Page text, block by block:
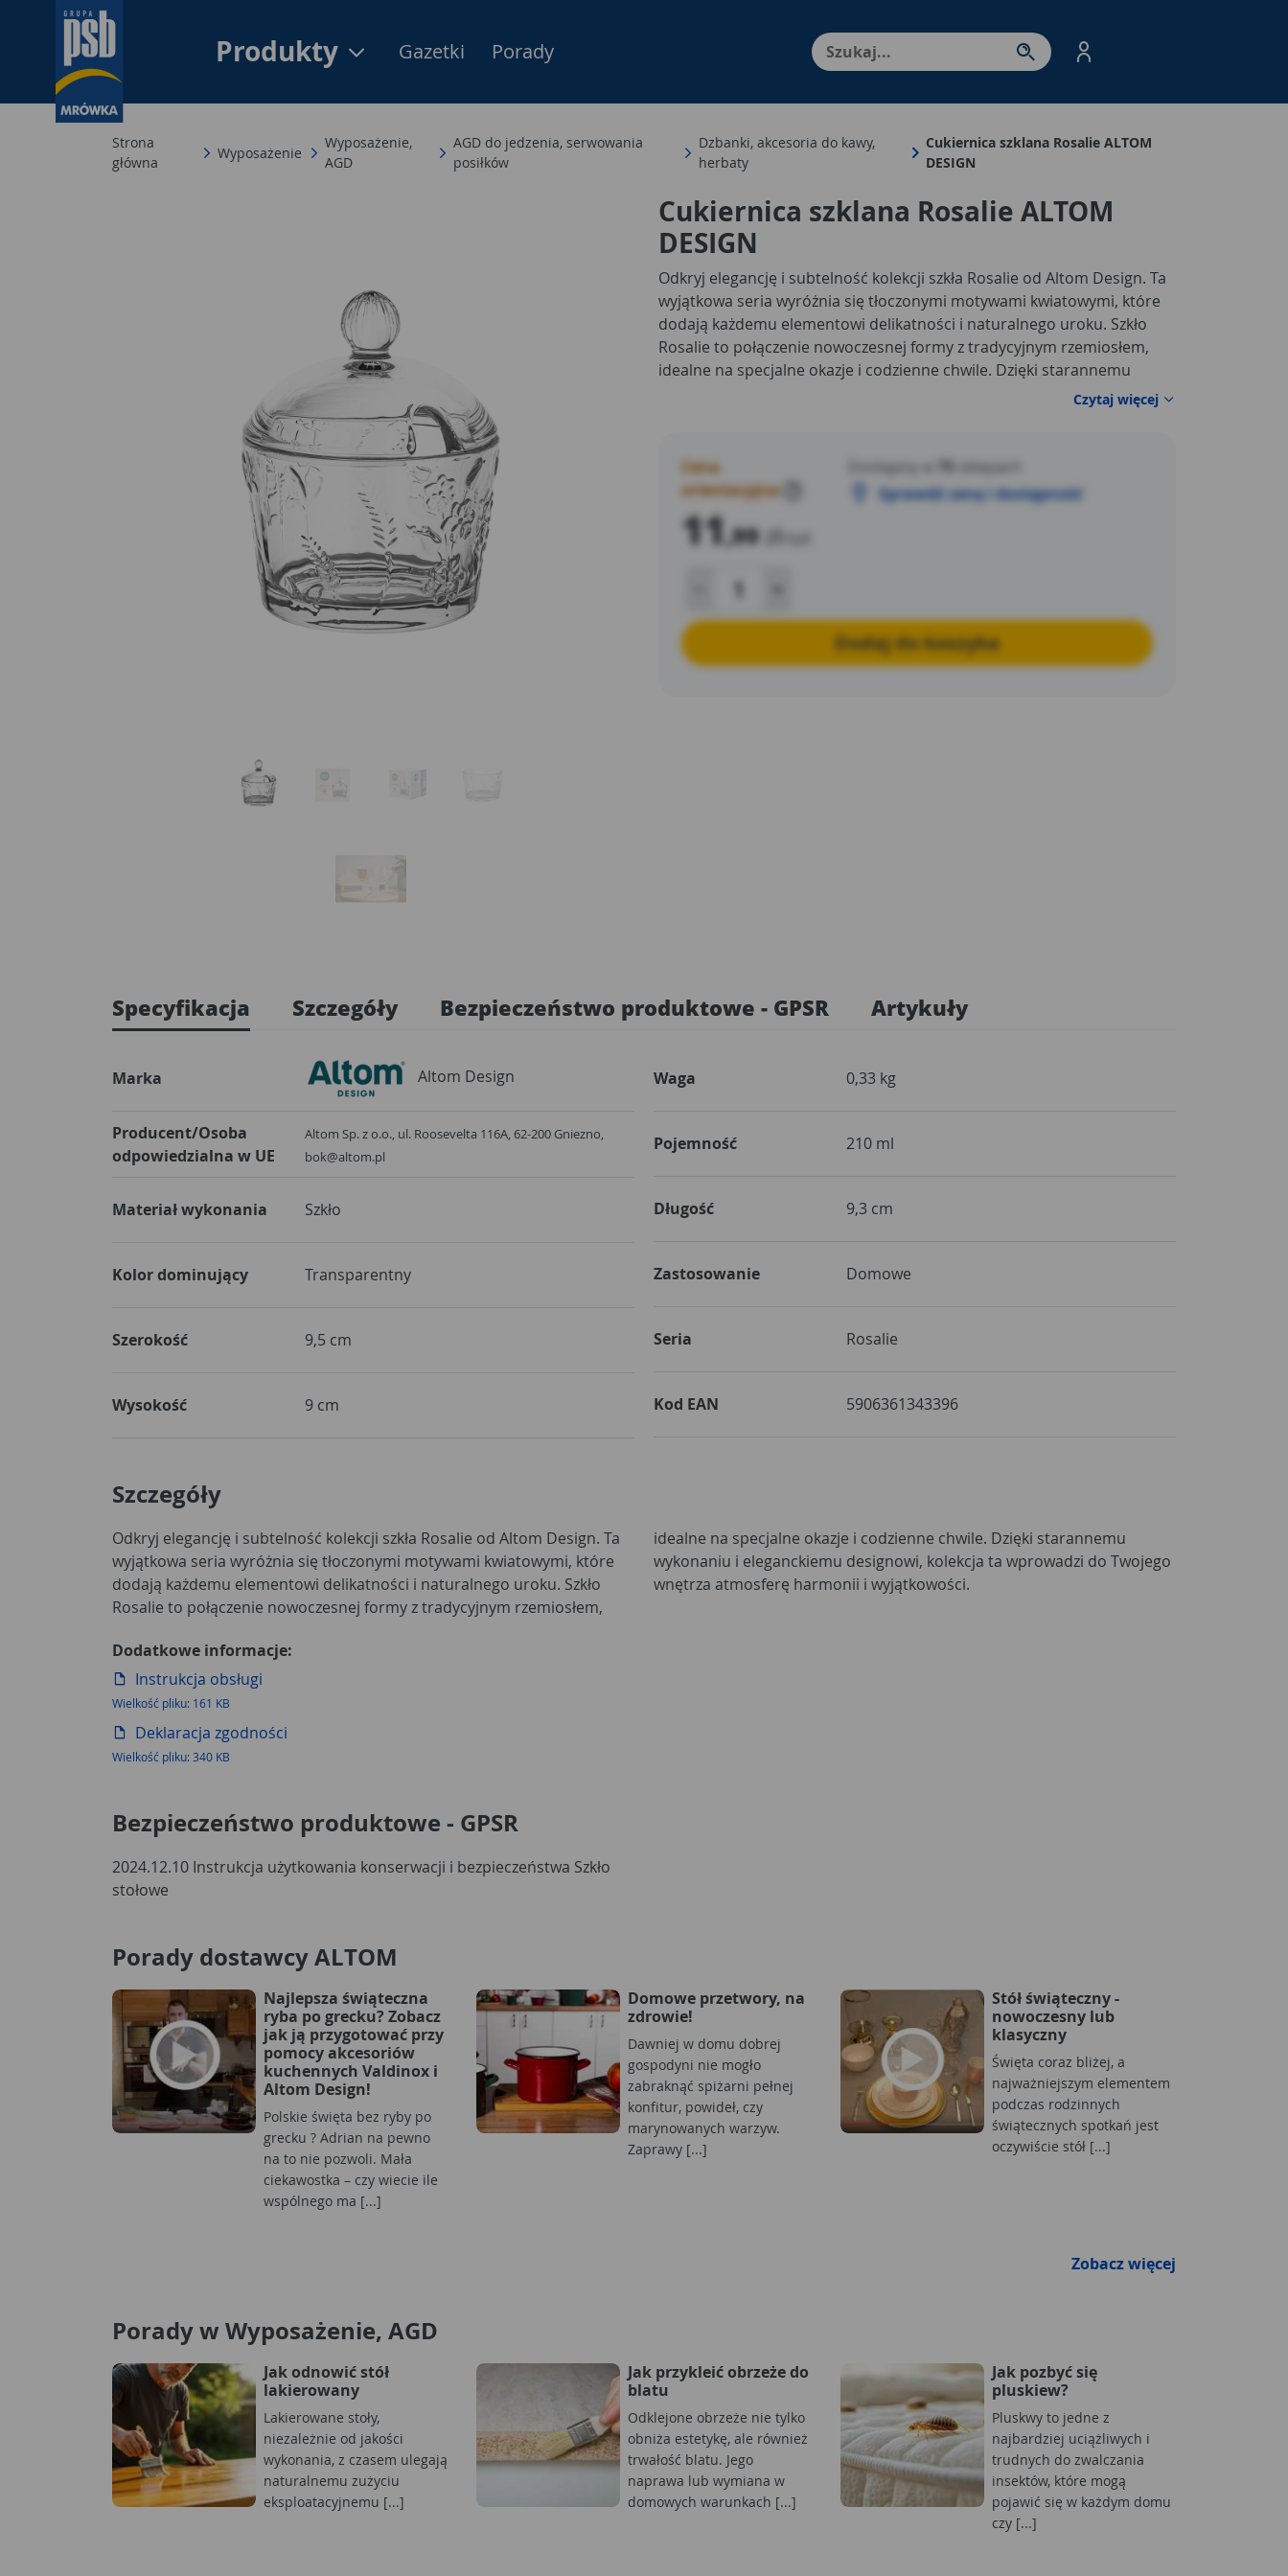
Produkty Menu Produktów, nawigacja: Enter - przejdź do strony produktów. Spacja – otwórz/
Gazetki Porady
Strona
główna
Wyposażenie
Wyposażenie,
AGD
AGD do jedzenia, serwowania
posiłków
Dzbanki, akcesoria do kawy,
herbaty
Cukiernica szklana Rosalie ALTOM
DESIGN
Cukiernica szklana Rosalie ALTOM
DESIGN
Odkryj elegancję i subtelność kolekcji szkła Rosalie od Altom Design. Ta
wyjątkowa seria wyróżnia się tłoczonymi motywami kwiatowymi, które
dodają każdemu elementowi delikatności i naturalnego uroku. Szkło
Rosalie to połączenie nowoczesnej formy z tradycyjnym rzemiosłem,
idealne na specjalne okazje i codzienne chwile. Dzięki starannemu
wykonaniu i eleganckiemu designowi, kolekcja ta wprowadzi do Twojego
Czytaj więcej
Cena
orientacyjna
11,99 zł /szt
Dostępny w
sklepach
Sprawdź cenę i dostępność
Dodaj do koszyka
Specyfikacja Szczegóły Bezpieczeństwo produktowe - GPSR Artykuły
Marka Altom Design
Producent/Osoba
odpowiedzialna w UE
Altom Sp. z o.o., ul. Roosevelta 116A, 62-200 Gniezno,
bok@altom.pl
Materiał wykonania Szkło
Kolor dominujący Transparentny
Szerokość 9,5 cm
Wysokość 9 cm
Waga 0,33 kg
Pojemność 210 ml
Długość 9,3 cm
Zastosowanie Domowe
Seria Rosalie
Kod EAN 5906361343396
Szczegóły
Odkryj elegancję i subtelność kolekcji szkła Rosalie od Altom Design. Ta
wyjątkowa seria wyróżnia się tłoczonymi motywami kwiatowymi, które
dodają każdemu elementowi delikatności i naturalnego uroku. Szkło
Rosalie to połączenie nowoczesnej formy z tradycyjnym rzemiosłem,
idealne na specjalne okazje i codzienne chwile. Dzięki starannemu
wykonaniu i eleganckiemu designowi, kolekcja ta wprowadzi do Twojego
wnętrza atmosferę harmonii i wyjątkowości.
Dodatkowe informacje:
Instrukcja obsługi
Wielkość pliku: 161 KB
Deklaracja zgodności
Wielkość pliku: 340 KB
Bezpieczeństwo produktowe - GPSR
2024.12.10 Instrukcja użytkowania konserwacji i bezpieczeństwa Szkło
stołowe
Porady dostawcy ALTOM
Najlepsza świąteczna
ryba po grecku? Zobacz
jak ją przygotować przy
pomocy akcesoriów
kuchennych Valdinox i
Altom Design!
Polskie święta bez ryby po
grecku ? Adrian na pewno
na to nie pozwoli. Mała
ciekawostka – czy wiecie ile
wspólnego ma [...]
Domowe przetwory, na
zdrowie!
Dawniej w domu dobrej
gospodyni nie mogło
zabraknąć spiżarni pełnej
konfitur, powideł, czy
marynowanych warzyw.
Zaprawy [...]
Stół świąteczny -
nowoczesny lub
klasyczny
Święta coraz bliżej, a
najważniejszym elementem
podczas rodzinnych
świątecznych spotkań jest
oczywiście stół [...]
Zobacz więcej
Porady w Wyposażenie, AGD
Jak odnowić stół
lakierowany
Lakierowane stoły,
niezależnie od jakości
wykonania, z czasem ulegają
naturalnemu zużyciu
eksploatacyjnemu [...]
Jak przykleić obrzeże do
blatu
Odklejone obrzeże nie tylko
obniża estetykę, ale również
trwałość blatu. Jego
naprawa lub wymiana w
domowych warunkach [...]
Jak pozbyć się
pluskiew?
Pluskwy to jedne z
najbardziej uciążliwych i
trudnych do zwalczania
insektów, które mogą
pojawić się w każdym domu
czy [...]